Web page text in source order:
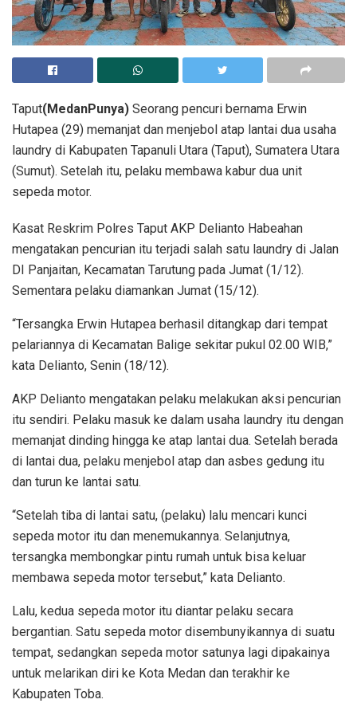
Taput(MedanPunya) Seorang pencuri bernama Erwin
Hutapea (29) memanjat dan menjebol atap lantai dua usaha
laundry di Kabupaten Tapanuli Utara (Taput), Sumatera Utara
(Sumut). Setelah itu, pelaku membawa kabur dua unit
sepeda motor.
Kasat Reskrim Polres Taput AKP Delianto Habeahan
mengatakan pencurian itu terjadi salah satu laundry di Jalan
DI Panjaitan, Kecamatan Tarutung pada Jumat (1/12).
Sementara pelaku diamankan Jumat (15/12).
“Tersangka Erwin Hutapea berhasil ditangkap dari tempat
pelariannya di Kecamatan Balige sekitar pukul 02.00 WIB,”
kata Delianto, Senin (18/12).
AKP Delianto mengatakan pelaku melakukan aksi pencurian
itu sendiri. Pelaku masuk ke dalam usaha laundry itu dengan
memanjat dinding hingga ke atap lantai dua. Setelah berada
di lantai dua, pelaku menjebol atap dan asbes gedung itu
dan turun ke lantai satu.
“Setelah tiba di lantai satu, (pelaku) lalu mencari kunci
sepeda motor itu dan menemukannya. Selanjutnya,
tersangka membongkar pintu rumah untuk bisa keluar
membawa sepeda motor tersebut,” kata Delianto.
Lalu, kedua sepeda motor itu diantar pelaku secara
bergantian. Satu sepeda motor disembunyikannya di suatu
tempat, sedangkan sepeda motor satunya lagi dipakainya
untuk melarikan diri ke Kota Medan dan terakhir ke
Kabupaten Toba.